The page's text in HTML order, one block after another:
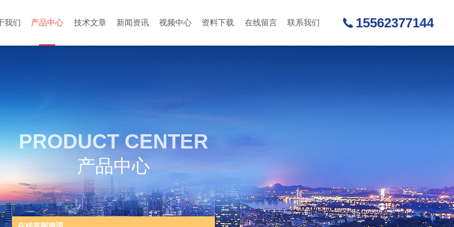
我们 产品中心 技术文章 新闻资讯 视频中心 资料下载 在线留言 联系我们 15562377144
PRODUCT CENTER
产品中心